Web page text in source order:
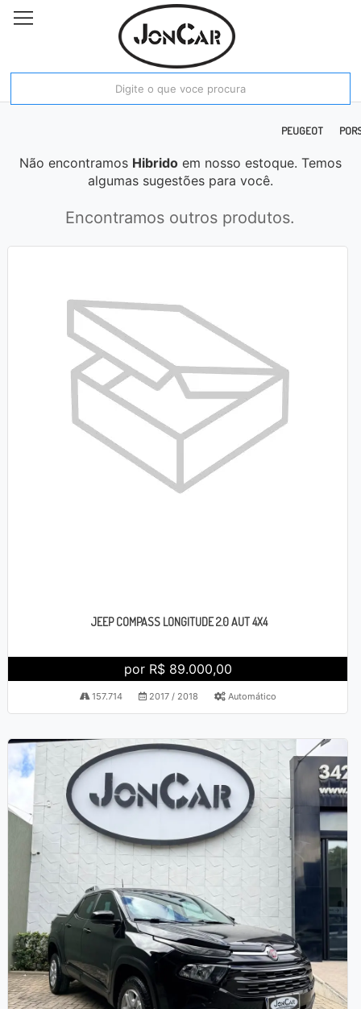
HONDA HYUNDAI JAC
PEUGEOT
Não encontramos Hibrido em nosso estoque. Temos
algumas sugestões para você.
Encontramos outros produtos.
JEEP COMPASS LONGITUDE 2.0 AUT 4X4
por R$ 89.000,00
157.714 2017 / 2018 Automático